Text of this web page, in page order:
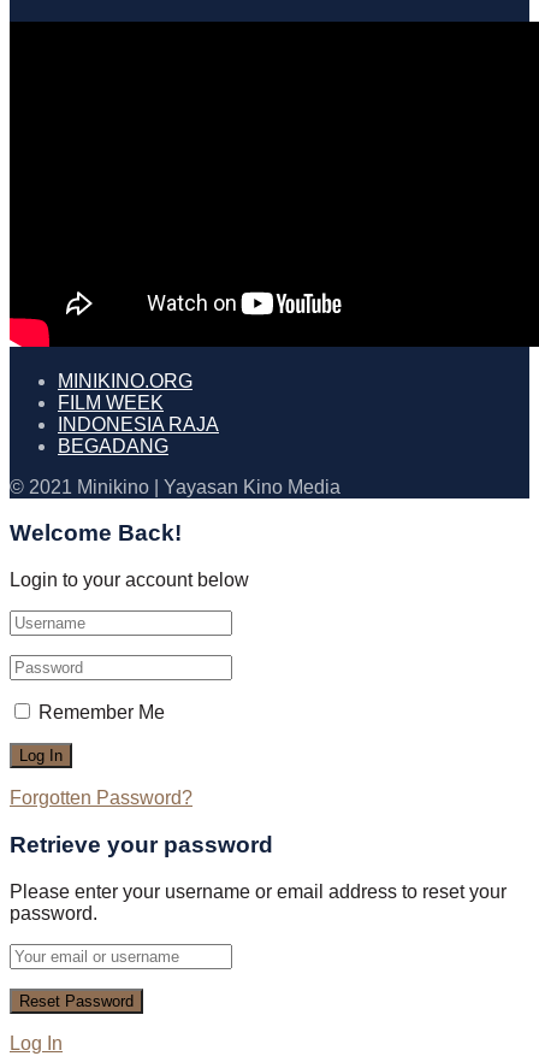
MINIKINO.ORG
FILM WEEK
INDONESIA RAJA
BEGADANG
© 2021 Minikino | Yayasan Kino Media
Welcome Back!
Login to your account below
Remember Me
Forgotten Password?
Retrieve your password
Please enter your username or email address to reset your
password.
Log In